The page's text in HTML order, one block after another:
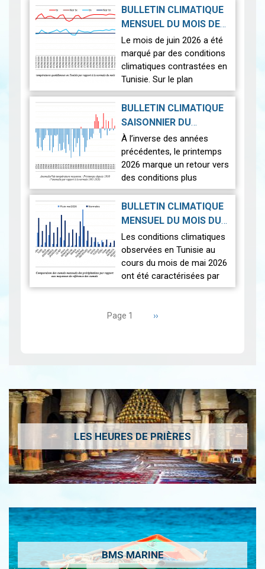
Le 12 août 2026, la Terre
connaîtra l'un des
astronomiques les plus
spectaculaires : une…
BULLETIN CLIMATIQUE
MENSUEL DU MOIS DE
JUIN 2026 |2026-07-14
Le mois de juin 2026 a été
marqué par des conditions
climatiques contrastées en
Tunisie. Sur le plan
thermique, des
températures supérieures
aux normales ont été
observées sur l'en…
BULLETIN CLIMATIQUE
SAISONNIER DU
PRINTEMPS 2026|
2026-07-02
À l’inverse des années
précédentes, le printemps
2026 marque un retour vers
des conditions plus
proches de la normale,
avec un léger excédent
thermique de +0,3 °c
Nous r…
BULLETIN CLIMATIQUE
MENSUEL DU MOIS DU
MAI 2026|2026-06-17
Les conditions climatiques
observées en Tunisie au
cours du mois de mai 2026
ont été caractérisées par
des températures proches
répartition spatiale
Page 1 Page
››
LES HEURES DE PRIÈRES
BMS MARINE